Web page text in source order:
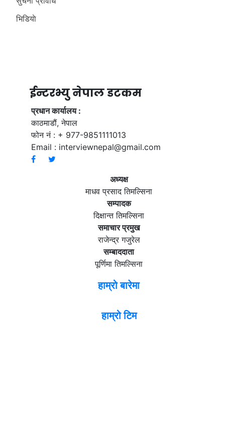
भिडियाे
ईन्टरभ्यु नेपाल डटकम
प्रधान कार्यालय :
काठमाडौं, नेपाल
फोन नं : + 977-9851111013
Email : interviewnepal@gmail.com
अध्यक्ष
माधव प्रसाद तिमल्सिना
सम्पादक
दिक्षान्त तिमल्सिना
समाचार प्रमुख
राजेन्द्र गजुरेल
सम्बाददाता
पूर्णिमा तिमल्सिना
हाम्रो बारेमा
हाम्रो टिम